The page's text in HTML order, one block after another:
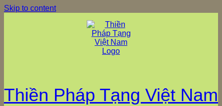
Skip to content
Thiền Pháp Tạng Việt Nam